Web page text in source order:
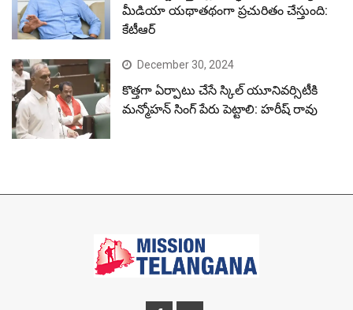
మీడియా యథాతథంగా ప్రచురితం చేస్తుంది:
కేటీఆర్
December 30, 2024
కొత్తగా ఏర్పాటు చేసే స్కిల్ యూనివర్సిటీకి
మన్మోహన్ సింగ్ పేరు పెట్టాలి: హరీష్ రావు